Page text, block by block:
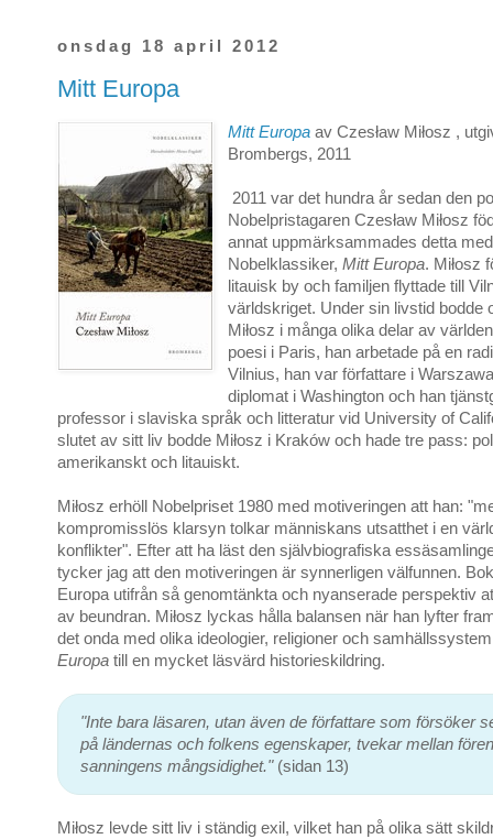
onsdag 18 april 2012
Mitt Europa
Mitt Europa av Czesław Miłosz ,
Brombergs, 2011
2011 var det hundra år sedan den
Nobelpristagaren Czesław Miłosz
annat uppmärksammades detta
Nobelklassiker, Mitt Europa. Miłosz
litauisk by och familjen flyttade till
världskriget. Under sin livstid bodde
Miłosz i många olika delar av
poesi i Paris, han arbetade på en
Vilnius, han var författare i
diplomat i Washington och han
professor i slaviska språk och litteratur vid University of
slutet av sitt liv bodde Miłosz i Kraków och hade tre pass:
amerikanskt och litauiskt.
Miłosz erhöll Nobelpriset 1980 med motiveringen att han:
kompromisslös klarsyn tolkar människans utsatthet i en
konflikter". Efter att ha läst den självbiografiska
tycker jag att den motiveringen är synnerligen välfunnen.
Europa utifrån så genomtänkta och nyanserade perspektiv
av beundran. Miłosz lyckas hålla balansen när han lyfter
det onda med olika ideologier, religioner och
Europa till en mycket läsvärd historieskildring.
"Inte bara läsaren, utan även de författare som försöker
på ländernas och folkens egenskaper, tvekar mellan
sanningens mångsidighet."(sidan 13)
Miłosz levde sitt liv i ständig exil, vilket han på olika sätt